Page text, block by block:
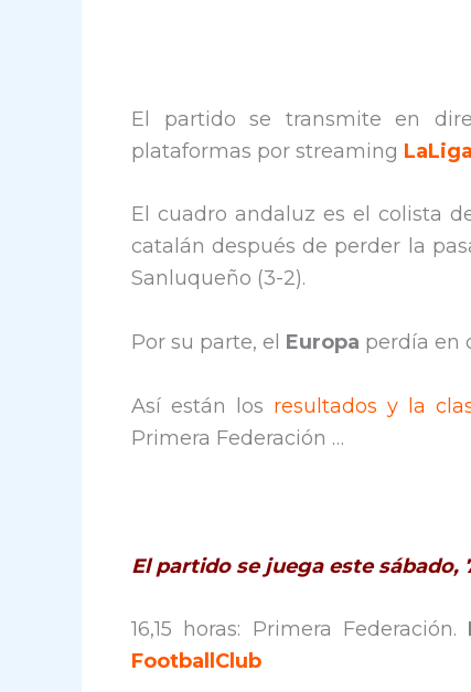
El partido se transmite en
plataformas por streaming
El cuadro andaluz es el colista
catalán después de perder la
Sanluqueño (3-2).
Por su parte, el Europa perdía en
Así están los resultados y la
Primera Federación …
El partido se juega este sábado,
16,15 horas: Primera Federación.
FootballClub